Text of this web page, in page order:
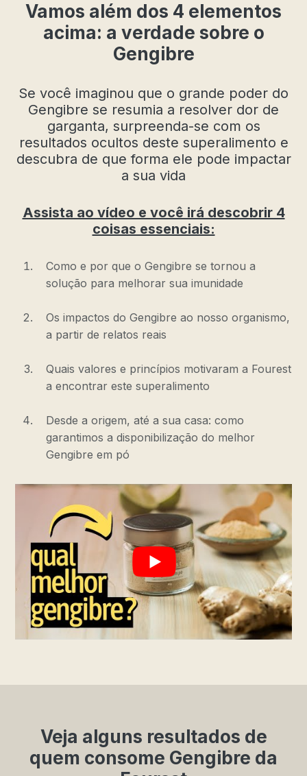
Vamos além dos 4 elementos
acima: a verdade sobre o
Gengibre
Se você imaginou que o grande poder do
Gengibre se resumia a resolver dor de
garganta, surpreenda-se com os
resultados ocultos deste superalimento e
descubra de que forma ele pode impactar
a sua vida
Assista ao vídeo e você irá descobrir 4
coisas essenciais:
Como e por que o Gengibre se tornou a
solução para melhorar sua imunidade
Os impactos do Gengibre ao nosso organismo,
a partir de relatos reais
Quais valores e princípios motivaram a Fourest
a encontrar este superalimento
Desde a origem, até a sua casa: como
garantimos a disponibilização do melhor
Gengibre em pó
Veja alguns resultados de
quem consome Gengibre da